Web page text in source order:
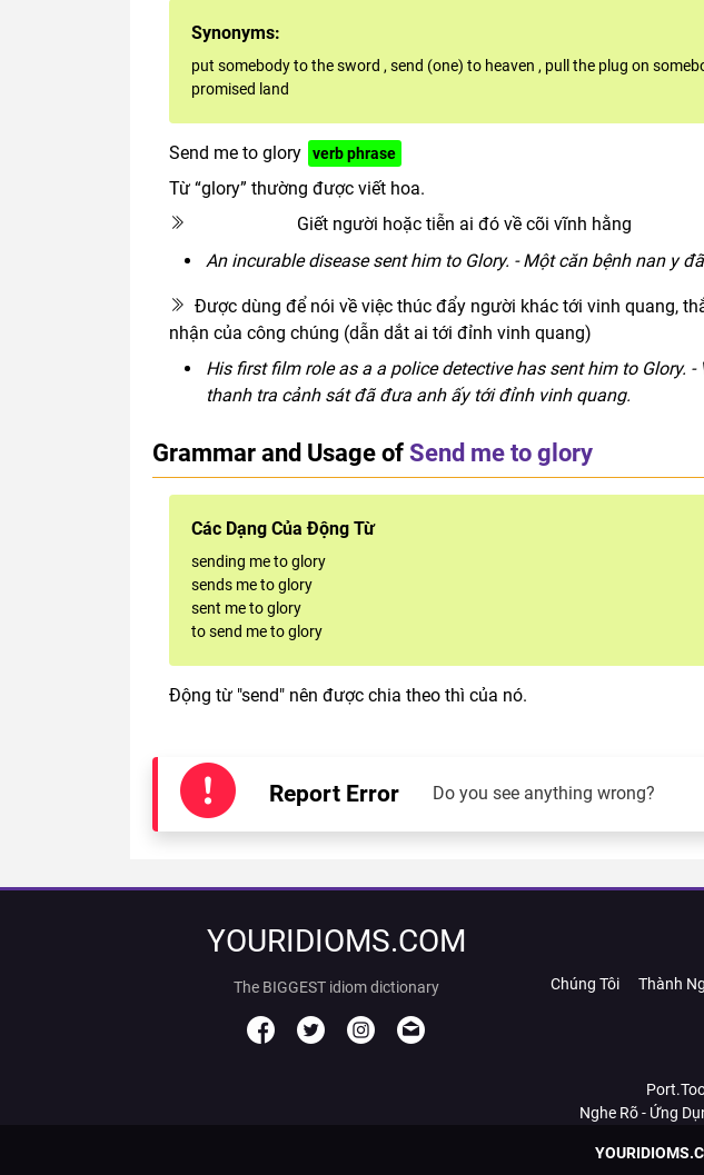
Synonyms:
put somebody to the sword , send (one) to heaven , pull the plug on
promised land
Send me to glory verb phrase
Từ “glory” thường được viết hoa.
Giết người hoặc tiễn ai đó về cõi vĩnh hằng
An incurable disease sent him to Glory. - Một căn bệnh nan y
Được dùng để nói về việc thúc đẩy người khác tới vinh quang,
nhận của công chúng (dẫn dắt ai tới đỉnh vinh quang)
His first film role as a a police detective has sent him to Glory.
thanh tra cảnh sát đã đưa anh ấy tới đỉnh vinh quang.
Grammar and Usage ofSend me to glory
Các Dạng Của Động Từ
sending me to glory
sends me to glory
sent me to glory
to send me to glory
Động từ "send" nên được chia theo thì của nó.
Report Error Do you see anything wrong?
YOURIDIOMS.COM
The BIGGEST idiom dictionary Chúng Tôi Thành
Nghe Rõ - Ứng